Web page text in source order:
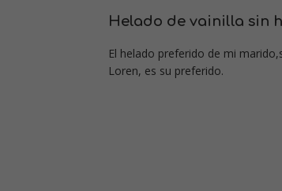
Helado de vainilla sin
El helado preferido de mi
Loren, es su preferido.